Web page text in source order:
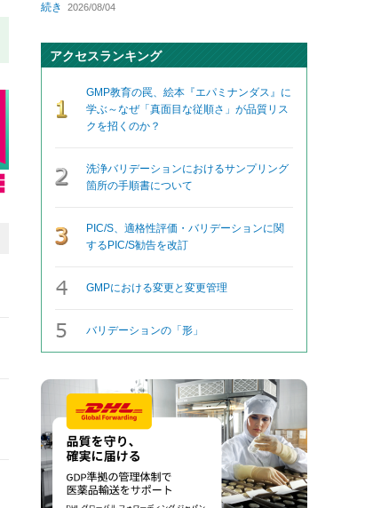
続き
2026/08/04
アクセスランキング
GMP教育の罠、絵本『エパミナンダス』に
学ぶ～なぜ「真面目な従順さ」が品質リス
クを招くのか？
洗浄バリデーションにおけるサンプリング
箇所の手順書について
PIC/S、適格性評価・バリデーションに関
するPIC/S勧告を改訂
GMPにおける変更と変更管理
バリデーションの「形」